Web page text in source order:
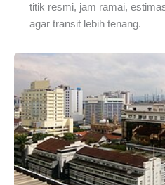
titik resmi, jam ramai,
agar transit lebih tenang.